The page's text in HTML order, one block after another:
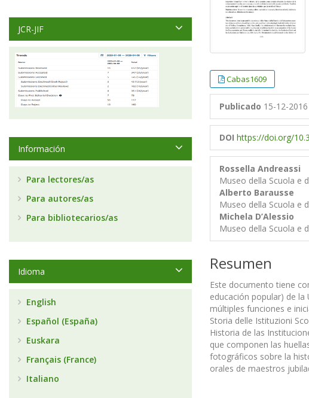
Cabas1609
Publicado 15-12-2016
DOI https://doi.org/
Rossella Andreassi
Museo della Scuola e
Alberto Barausse
Museo della Scuola e
Michela D’Alessio
Museo della Scuola e
Resumen
Este documento tiene
educación popular) de
múltiples funciones e
Storia delle Istituzioni
Historia de las
que componen las
fotográficos sobre la
orales de maestros
JCR-JIF
Información
Para lectores/as
Para autores/as
Para bibliotecarios/as
Idioma
English
Español (España)
Euskara
Français (France)
Italiano